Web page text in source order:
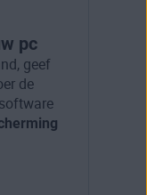
pc
geef
de